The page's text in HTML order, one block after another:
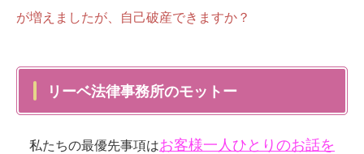
が増えましたが、自己破産できますか？
リーベ法律事務所のモットー
私たちの最優先事項はお客様一人ひとりのお話を